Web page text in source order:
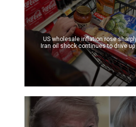
US wholesale inflation rose
Iran oil shock continues to drive